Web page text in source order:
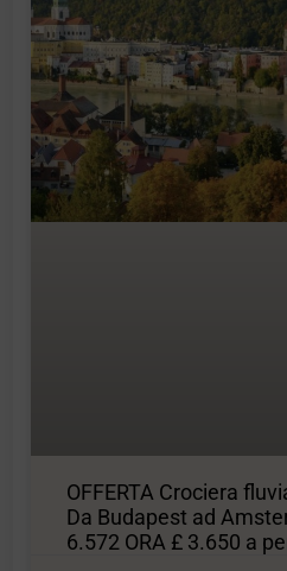
OFFERTA Crociera
Da Budapest ad
6.572 ORA £ 3.650 a